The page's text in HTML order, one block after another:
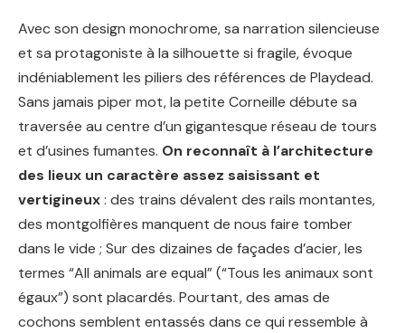
Avec son design monochrome, sa narration silencieuse
et sa protagoniste à la silhouette si fragile, évoque
indéniablement les piliers des références de Playdead.
Sans jamais piper mot, la petite Corneille débute sa
traversée au centre d’un gigantesque réseau de tours
et d’usines fumantes. On reconnaît à l’architecture
des lieux un caractère assez saisissant et
vertigineux: des trains dévalent des rails montantes,
des montgolfières manquent de nous faire tomber
dans le vide ; Sur des dizaines de façades d’acier, les
termes “All animals are equal” (“Tous les animaux sont
égaux”) sont placardés. Pourtant, des amas de
cochons semblent entassés dans ce qui ressemble à